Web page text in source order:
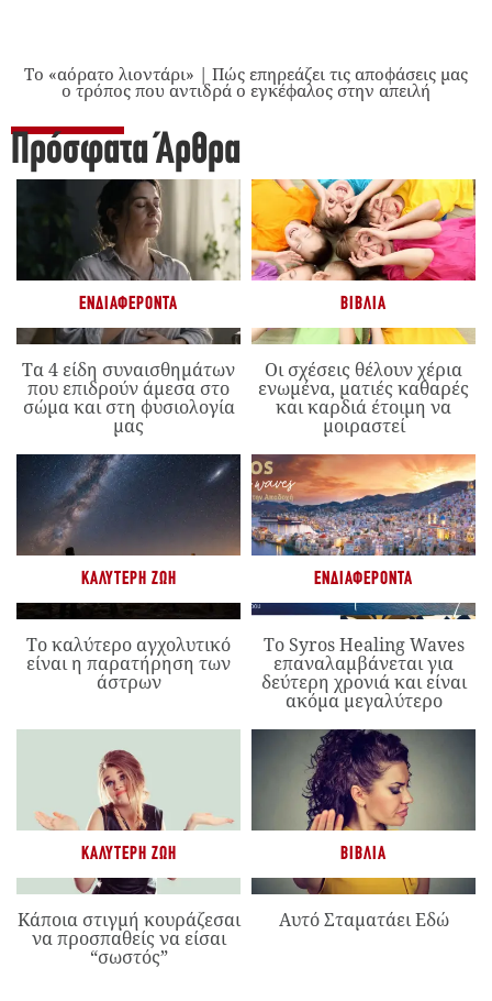
Το «αόρατο λιοντάρι» | Πώς επηρεάζει τις αποφάσεις μας
ο τρόπος που αντιδρά ο εγκέφαλος στην απειλή
Πρόσφατα Άρθρα
ΕΝΔΙΑΦΈΡΟΝΤΑ
Τα 4 είδη συναισθημάτων
που επιδρούν άμεσα στο
σώμα και στη φυσιολογία
μας
ΒΙΒΛΊΑ
Οι σχέσεις θέλουν χέρια
ενωμένα, ματιές καθαρές
και καρδιά έτοιμη να
μοιραστεί
ΚΑΛΎΤΕΡΗ ΖΩΉ
Το καλύτερο αγχολυτικό
είναι η παρατήρηση των
άστρων
ΕΝΔΙΑΦΈΡΟΝΤΑ
Το Syros Healing Waves
επαναλαμβάνεται για
δεύτερη χρονιά και είναι
ακόμα μεγαλύτερο
ΚΑΛΎΤΕΡΗ ΖΩΉ
Κάποια στιγμή κουράζεσαι
να προσπαθείς να είσαι
“σωστός”
ΒΙΒΛΊΑ
Αυτό Σταματάει Εδώ